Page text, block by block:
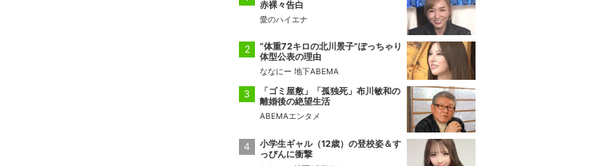
赤裸々告白
愛のハイエナ
“体重72キロの北川景子”ぽっちゃり
体型公表の理由
ななにー 地下ABEMA
「ゴミ屋敷」「孤独死」布川敏和の
離婚後の絶望生活
ABEMAエンタメ
小学生ギャル（12歳）の登校姿＆す
っぴんに衝撃